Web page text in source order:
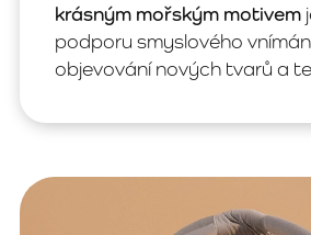
krásným mořským motivem
podporu smyslového
objevování nových tvarů a